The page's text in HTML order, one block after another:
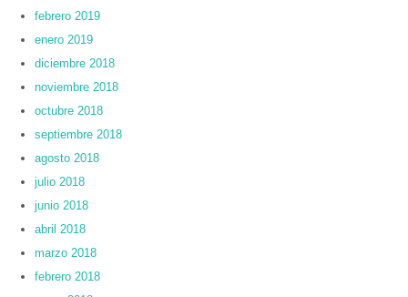
febrero 2019
enero 2019
diciembre 2018
noviembre 2018
octubre 2018
septiembre 2018
agosto 2018
julio 2018
junio 2018
abril 2018
marzo 2018
febrero 2018